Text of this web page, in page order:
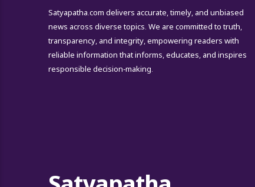
Satyapatha.com delivers accurate, timely, and unbiased
news across diverse topics. We are committed to truth,
transparency, and integrity, empowering readers with
reliable information that informs, educates, and inspires
responsible decision-making.